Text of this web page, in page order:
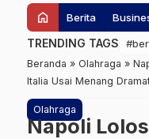
home Berita
TRENDING TAGS
Beranda » Olahraga »
Italia Usai Menang
Olahraga
Napoli